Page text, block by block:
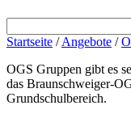
Startseite /Angebote /
OGS Gruppen gibt es
das Braunschweiger-
Grundschulbereich.